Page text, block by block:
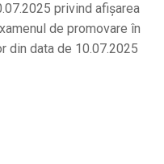
privind afișarea
de promovare în
din data de 10.07.2025